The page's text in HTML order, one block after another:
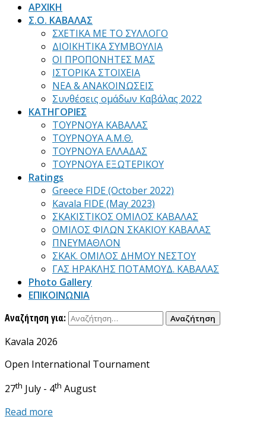
ΑΡΧΙΚΗ
Σ.Ο. ΚΑΒΑΛΑΣ
ΣΧΕΤΙΚΑ ΜΕ ΤΟ ΣΥΛΛΟΓΟ
ΔΙΟΙΚΗΤΙΚΑ ΣΥΜΒΟΥΛΙΑ
ΟΙ ΠΡΟΠΟΝΗΤΕΣ ΜΑΣ
ΙΣΤΟΡΙΚΑ ΣΤΟΙΧΕΙΑ
ΝΕΑ & ΑΝΑΚΟΙΝΩΣΕΙΣ
Συνθέσεις ομάδων Καβάλας 2022
ΚΑΤΗΓΟΡΙΕΣ
ΤΟΥΡΝΟΥΑ ΚΑΒΑΛΑΣ
ΤΟΥΡΝΟΥΑ Α.Μ.Θ.
ΤΟΥΡΝΟΥΑ ΕΛΛΑΔΑΣ
ΤΟΥΡΝΟΥΑ ΕΞΩΤΕΡΙΚΟΥ
Ratings
Greece FIDE (October 2022)
Kavala FIDE (May 2023)
ΣΚΑΚΙΣΤΙΚΟΣ ΟΜΙΛΟΣ ΚΑΒΑΛΑΣ
ΟΜΙΛΟΣ ΦΙΛΩΝ ΣΚΑΚΙΟΥ ΚΑΒΑΛΑΣ
ΠΝΕΥΜΑΘΛΟΝ
ΣΚΑΚ. ΟΜΙΛΟΣ ΔΗΜΟΥ ΝΕΣΤΟΥ
ΓΑΣ ΗΡΑΚΛΗΣ ΠΟΤΑΜΟΥΔ. ΚΑΒΑΛΑΣ
Photo Gallery
ΕΠΙΚΟΙΝΩΝΙΑ
Αναζήτηση για:
Kavala 2026
Open International Tournament
27th July - 4th August
Read more